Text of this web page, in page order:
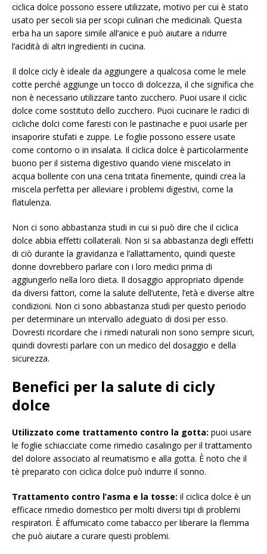
ciclica dolce possono essere utilizzate, motivo per cui è stato
usato per secoli sia per scopi culinari che medicinali. Questa
erba ha un sapore simile all’anice e può aiutare a ridurre
l’acidità di altri ingredienti in cucina.
Il dolce cicly è ideale da aggiungere a qualcosa come le mele
cotte perché aggiunge un tocco di dolcezza, il che significa che
non è necessario utilizzare tanto zucchero. Puoi usare il ciclic
dolce come sostituto dello zucchero. Puoi cucinare le radici di
cicliche dolci come faresti con le pastinache e puoi usarle per
insaporire stufati e zuppe. Le foglie possono essere usate
come contorno o in insalata. Il ciclica dolce è particolarmente
buono per il sistema digestivo quando viene miscelato in
acqua bollente con una cena tritata finemente, quindi crea la
miscela perfetta per alleviare i problemi digestivi, come la
flatulenza.
Non ci sono abbastanza studi in cui si può dire che il ciclica
dolce abbia effetti collaterali. Non si sa abbastanza degli effetti
di ciò durante la gravidanza e l’allattamento, quindi queste
donne dovrebbero parlare con i loro medici prima di
aggiungerlo nella loro dieta. Il dosaggio appropriato dipende
da diversi fattori, come la salute dell’utente, l’età e diverse altre
condizioni. Non ci sono abbastanza studi per questo periodo
per determinare un intervallo adeguato di dosi per esso.
Dovresti ricordare che i rimedi naturali non sono sempre sicuri,
quindi dovresti parlare con un medico del dosaggio e della
sicurezza.
Benefici per la salute di cicly
dolce
Utilizzato come trattamento contro la gotta: puoi usare
le foglie schiacciate come rimedio casalingo per il trattamento
del dolore associato al reumatismo e alla gotta. È noto che il
tè preparato con ciclica dolce può indurre il sonno.
Trattamento contro l’asma e la tosse: il ciclica dolce è un
efficace rimedio domestico per molti diversi tipi di problemi
respiratori. È affumicato come tabacco per liberare la flemma
che può aiutare a curare questi problemi.